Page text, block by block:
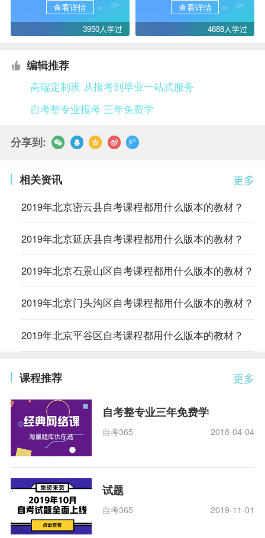
查看详情
3950人学过
查看详情
4688人学过
编辑推荐
高端定制班 从报考到毕业一站式服务
自考整专业报考 三年免费学
分享到:
更多
相关资讯
2019年北京密云县自考课程都用什么版本的教材？
2019年北京延庆县自考课程都用什么版本的教材？
2019年北京石景山区自考课程都用什么版本的教材？
2019年北京门头沟区自考课程都用什么版本的教材？
2019年北京平谷区自考课程都用什么版本的教材？
更多
课程推荐
自考整专业三年免费学
自考365 2018-04-04
试题
自考365 2019-11-01